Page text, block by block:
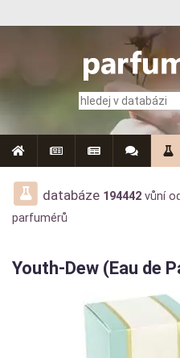
Parfumanie.cz
–
vše
o
vůních,
parfémech
a
aromaterapii
databáze 194442 vůní od
parfumérů
Youth-Dew (Eau de